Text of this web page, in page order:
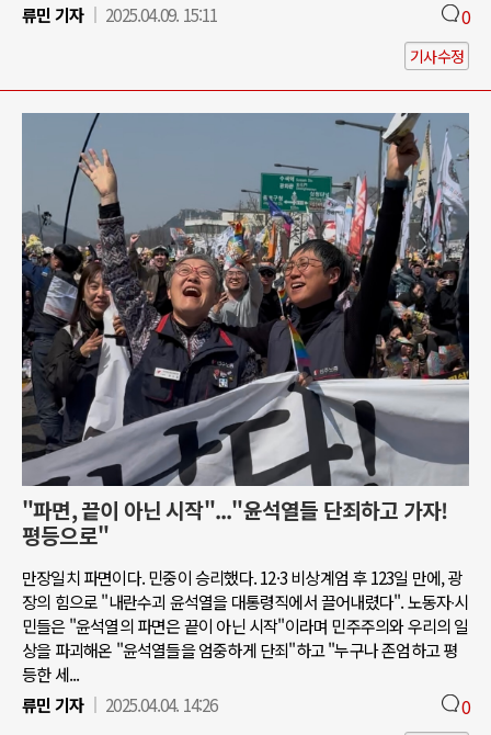
류민 기자
2025.04.09. 15:11 0
기사수정
"파면, 끝이 아닌 시작"..."윤석열들 단죄하고 가자!
평등으로"
만장일치 파면이다. 민중이 승리했다. 12·3 비상계엄 후 123일 만에, 광
장의 힘으로 "내란수괴 윤석열을 대통령직에서 끌어내렸다". 노동자∙시
민들은 "윤석열의 파면은 끝이 아닌 시작"이라며 민주주의와 우리의 일
상을 파괴해온 "윤석열들을 엄중하게 단죄"하고 "누구나 존엄하고 평
등한 세...
류민 기자
2025.04.04. 14:26 0